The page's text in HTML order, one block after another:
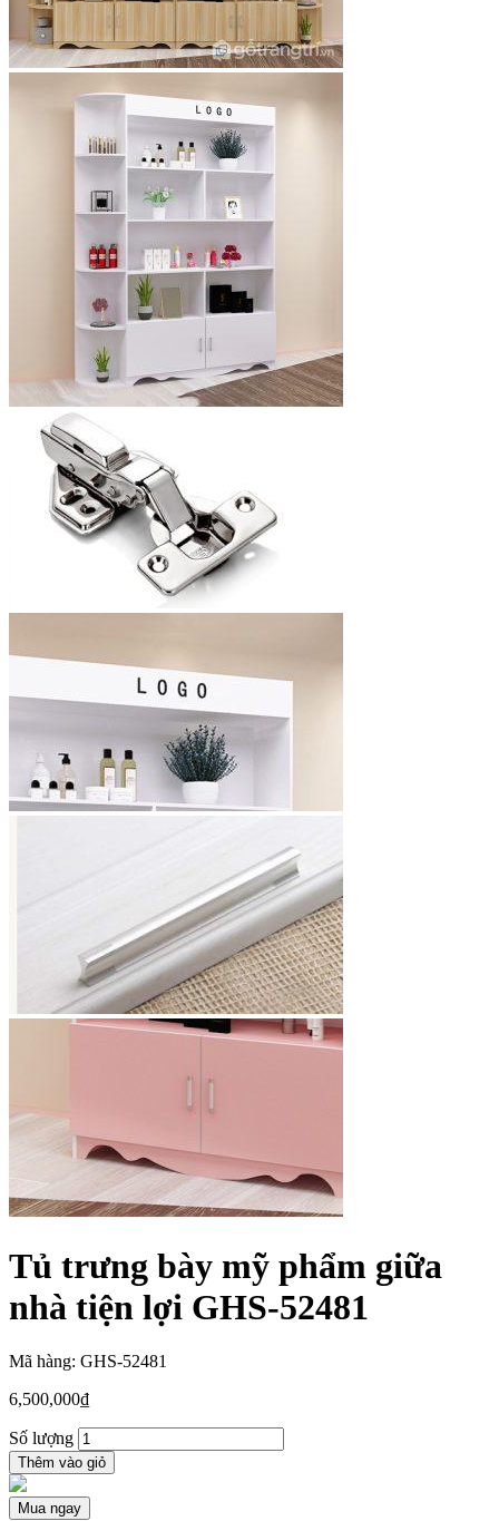
Tủ trưng bày mỹ phẩm giữa
nhà tiện lợi GHS-52481
Mã hàng: GHS-52481
6,500,000₫
Số lượng
Thêm vào giỏ
Mua ngay